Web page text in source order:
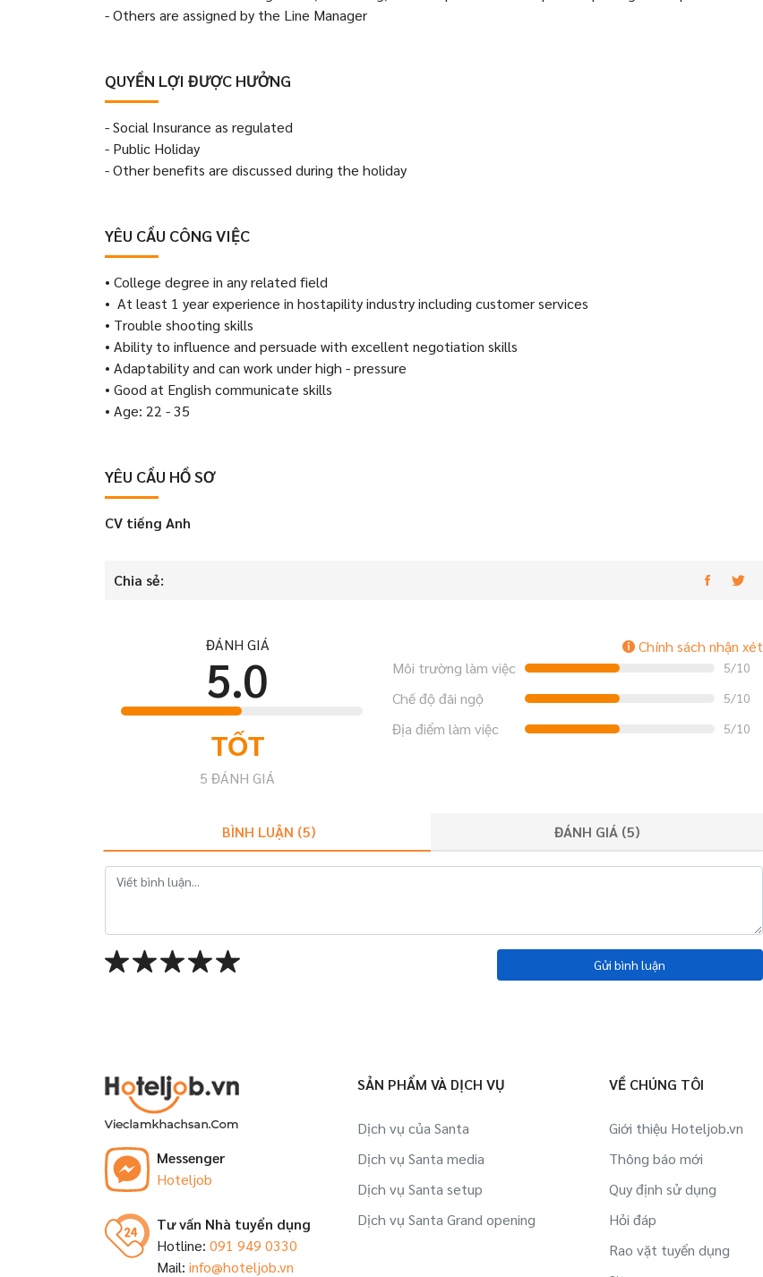
- Others are assigned by the Line Manager
QUYỀN LỢI ĐƯỢC HƯỞNG
- Social Insurance as regulated
- Public Holiday
- Other benefits are discussed during the holiday
YÊU CẦU CÔNG VIỆC
• College degree in any related field
• At least 1 year experience in hostapility industry including customer services
• Trouble shooting skills
• Ability to influence and persuade with excellent negotiation skills
• Adaptability and can work under high - pressure
• Good at English communicate skills
• Age: 22 - 35
YÊU CẦU HỒ SƠ
CV tiếng Anh
Chia sẻ:
ĐÁNH GIÁ
5.0
TỐT
5 ĐÁNH GIÁ
Chính sách nhận xét
Môi trường làm việc
5/10
Chế độ đãi ngộ 5/10
Địa điểm làm việc 5/10
BÌNH LUẬN (5) ĐÁNH GIÁ (5)
Gửi bình luận
Messenger
Hoteljob
Tư vấn Nhà tuyển dụng
Hotline: 091 949 0330
Mail: info@hoteljob.vn
SẢN PHẨM VÀ DỊCH VỤ
Dịch vụ của Santa
Dịch vụ Santa media
Dịch vụ Santa setup
Dịch vụ Santa Grand opening
VỀ CHÚNG TÔI
Giới thiệu Hoteljob.vn
Thông báo mới
Quy định sử dụng
Hỏi đáp
Rao vặt tuyển dụng